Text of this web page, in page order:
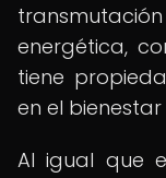
energética,
tiene
en el
Al igual que